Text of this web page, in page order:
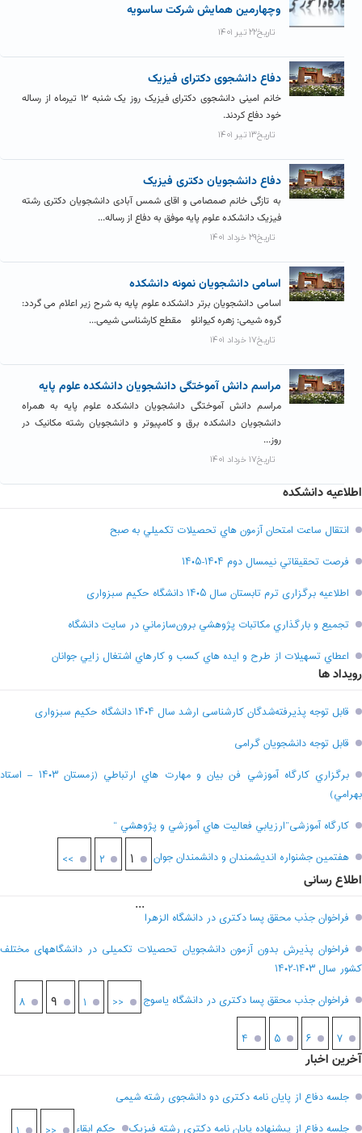
وچهارمین همایش شرکت ساسویه
تاریخ۲۲ تیر ۱۴۰۱
دفاع دانشجوی دکترای فیزیک
خانم امینی دانشجوی دکترای فیزیک روز یک شنبه ۱۲ تیرماه از رساله
خود دفاع کردند.
تاریخ۱۳ تیر ۱۴۰۱
دفاع دانشجویان دکتری فیزیک
به تازگی خانم صمصامی و اقای شمس آبادی دانشجویان دکتری رشته
فیزیک دانشکده علوم پایه موفق به دفاع از رساله...
تاریخ۲۹ خرداد ۱۴۰۱
اسامی دانشجویان نمونه دانشکده
اسامی دانشجویان برتر دانشکده علوم پایه به شرح زیر اعلام می گردد:
گروه شیمی: زهره کیوانلو مقطع کارشناسی شیمی...
تاریخ۱۷ خرداد ۱۴۰۱
مراسم دانش آموختگی دانشجویان دانشکده علوم پایه
مراسم دانش آموختگی دانشجویان دانشکده علوم پایه به همراه
دانشجویان دانشکده برق و کامپیوتر و دانشجویان رشته مکانیک در
روز...
تاریخ۱۷ خرداد ۱۴۰۱
اطلاعیه دانشکده
انتقال ساعت امتحان آزمون هاي تحصيلات تکميلي به صبح
فرصت تحقيقاتي نیمسال دوم ۱۴۰۴-۱۴۰۵
اطلاعیه برگزاری ترم تابستان سال ۱۴۰۵ دانشگاه حکیم سبزواری
تجميع و بارگذاري مکاتبات پژوهشي برون‌سازماني در سايت دانشگاه
اعطاي تسهيلات از طرح و ايده هاي کسب و کارهاي اشتغال زايي جوانان
رویداد ها
قابل توجه پذیرفته‌شدگان کارشناسی ارشد سال ۱۴۰۴ دانشگاه حکیم سبزواری
قابل توجه دانشجویان گرامی
برگزاري کارگاه آموزشي فن بيان و مهارت هاي ارتباطي (زمستان ۱۴۰۳ – استاد
بهرامي)
کارگاه آموزشی”ارزيابي فعاليت هاي آموزشي و پژوهشي “
هفتمين جشنواره انديشمندان و دانشمندان جوان
۱ ۲ >>
اطلاع رسانی
فراخوان جذب محقق پسا دکتری در دانشگاه الزهرا
فراخوان پذیرش بدون آزمون دانشجویان تحصیلات تکمیلی در دانشگاههای مختلف
کشور سال ۱۴۰۳-۱۴۰۲
فراخوان جذب محقق پسا دکتری در دانشگاه یاسوج
<< ۱
...
۴ ۵ ۶ ۷
۸ ۹
آخرین اخبار
جلسه دفاع از پایان نامه دکتری دو دانشجوی رشته شیمی
جلسه دفاع از پیشنهاده پایان نامه دکتری رشته فیزیک
حکم ابقاء